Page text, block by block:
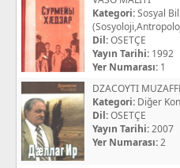
Kategori:Sosyal
Dil:OSETÇE
Yayın Tarihi: 1992
Yer Numarası: 1
DZACOYTI
Kategori: Diğer
Dil:OSETÇE
Yayın Tarihi:2007
Yer Numarası:2